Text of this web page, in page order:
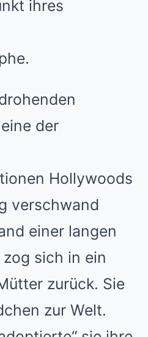
ihres
der
Hollywoods
verschwand
einer langen
sich in ein
zurück. Sie
zur Welt.